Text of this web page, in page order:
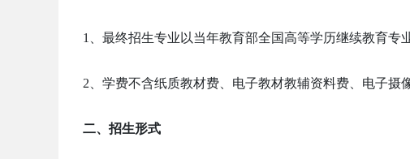
1、最终招生专业以当年教育部全国高等学历继续教育专
2、学费不含纸质教材费、电子教材教辅资料费、电子摄
二、招生形式